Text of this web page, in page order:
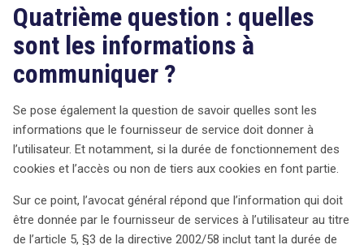
Quatrième question : quelles
sont les informations à
communiquer ?
Se pose également la question de savoir quelles sont les
informations que le fournisseur de service doit donner à
l’utilisateur. Et notamment, si la durée de fonctionnement des
cookies et l’accès ou non de tiers aux cookies en font partie.
Sur ce point, l’avocat général répond que l’information qui doit
être donnée par le fournisseur de services à l’utilisateur au titre
de l’article 5, §3 de la directive 2002/58 inclut tant la durée de